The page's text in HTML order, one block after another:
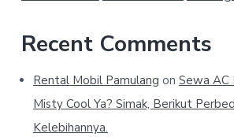
Recent Comments
Rental Mobil Pamulang on Sewa AC
Misty Cool Ya? Simak, Berikut
Kelebihannya.